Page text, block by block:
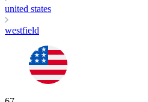
united states
westfield